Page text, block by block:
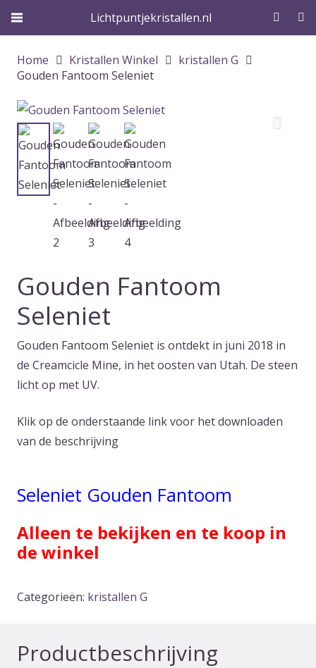
Lichtpuntjekristallen.nl
Home Kristallen Winkel
kristallen G
Gouden Fantoom Seleniet
Gouden Fantoom
Seleniet
Gouden Fantoom Seleniet is ontdekt in juni 2018 in
de Creamcicle Mine, in het oosten van Utah. De steen
licht op met UV.
Klik op de onderstaande link voor het downloaden
van de beschrijving
Seleniet Gouden Fantoom
Alleen te bekijken en te koop in
de winkel
Categorieën: kristallen G
Productbeschrijving